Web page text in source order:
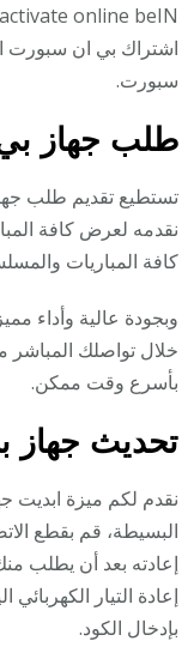
سبورت.
طلب جهاز
تستطيع تقديم طلب
نقدمه لعرض كافة
كافة المباريات
وبجودة عالية وأداء
بأسرع وقت ممكن.
تحديث جهاز
البسيطة، قم بقطع
إعادته بعد أن يطلب
إعادة التيار
بإدخال الكود.